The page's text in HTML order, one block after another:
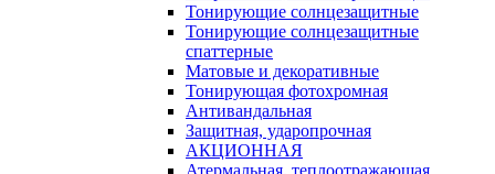
Тонирующие солнцезащитные
Тонирующие солнцезащитные
спаттерные
Матовые и декоративные
Тонирующая фотохромная
Антивандальная
Защитная, ударопрочная
АКЦИОННАЯ
Атермальная, теплоотражающая